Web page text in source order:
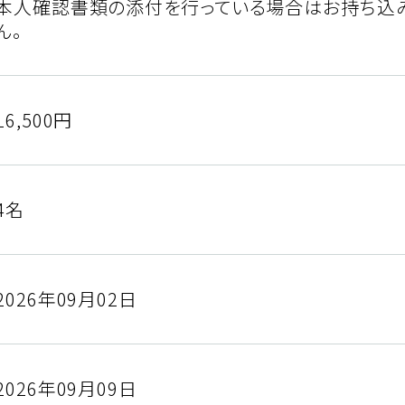
人確認書類の添付を行っている場合はお持ち込
。
円
年09月02日
年09月09日